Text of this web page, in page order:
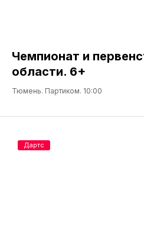
Чемпионат и
области. 6+
Тюмень. Партиком. 10:00
Дартс